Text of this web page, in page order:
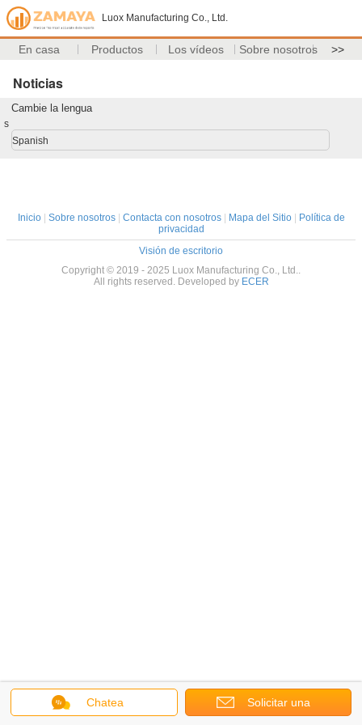
Luox Manufacturing Co., Ltd.
En casa Productos Los vídeos Sobre nosotros >>
Noticias
Chatea Solicitar una
Cambie la lengua
s
Spanish
Inicio| Sobre nosotros| Contacta con nosotros| Mapa del Sitio|
Política de
privacidad
Visión de escritorio
Copyright © 2019 - 2025 Luox Manufacturing Co., Ltd..
All rights reserved. Developed by ECER